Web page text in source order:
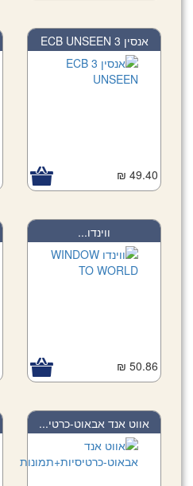
אנסין 3 ECB UNSEEN
49.40 ₪
ווינדו...
50.86 ₪
אווט אנד אבאוט-כרטי...